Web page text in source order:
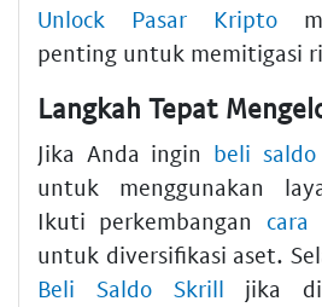
Unlock Pasar Kripto
penting untuk memitigasi
Langkah Tepat
Jika Anda ingin beli
untuk menggunakan
Ikuti perkembangan
untuk diversifikasi aset.
Beli Saldo Skrill jika